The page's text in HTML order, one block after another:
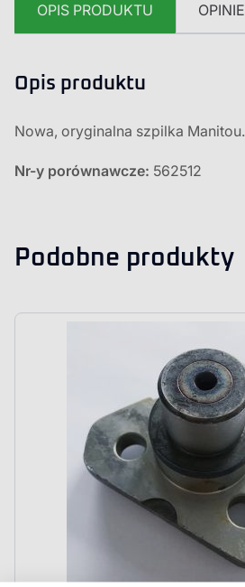
OPIS PRODUKTU OPINIE
Opis produktu
Nowa, oryginalna szpilka Manitou.
Nr-y porównawcze: 562512
Podobne produkty